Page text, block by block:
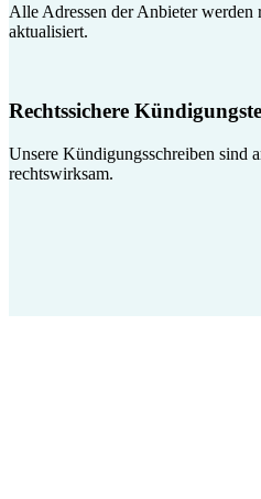
Alle Adressen der Anbieter
aktualisiert.
Rechtssichere
Unsere Kündigungsschreiben sind
rechtswirksam.